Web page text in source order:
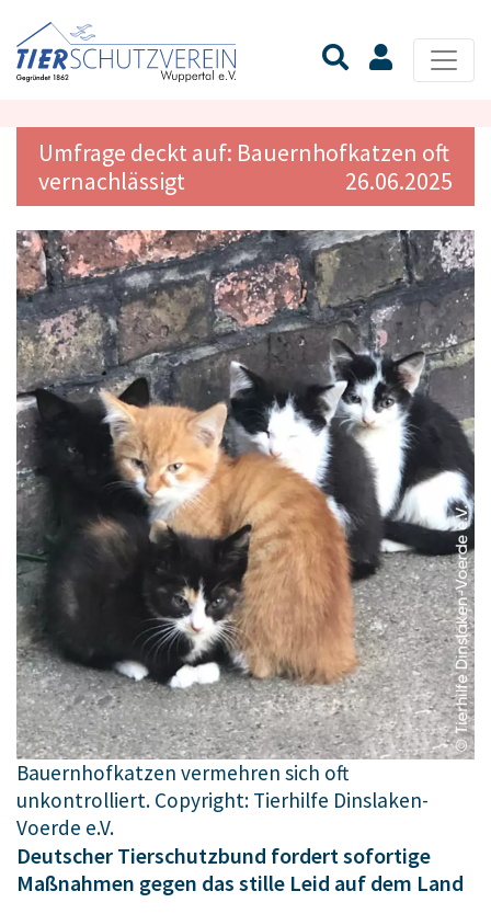
Umfrage deckt auf: Bauernhofkatzen oft
vernachlässigt
26.06.2025
Bauernhofkatzen vermehren sich oft
unkontrolliert. Copyright: Tierhilfe Dinslaken-
Voerde e.V.
Deutscher Tierschutzbund fordert sofortige
Maßnahmen gegen das stille Leid auf dem Land